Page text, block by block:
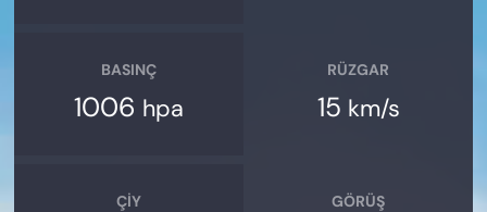
BASINÇ
1006 hpa
RÜZGAR
15 km/s
ÇIY GÖRÜŞ